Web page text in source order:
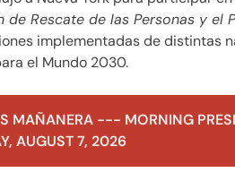
de Rescate de las Personas y el
implementadas de distintas
el Mundo 2030.
MAÑANERA --- MORNING
AUGUST 7, 2026